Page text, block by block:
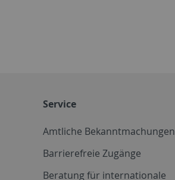
Service
Amtliche Bekanntmachungen
Barrierefreie Zugänge
Beratung für internationale